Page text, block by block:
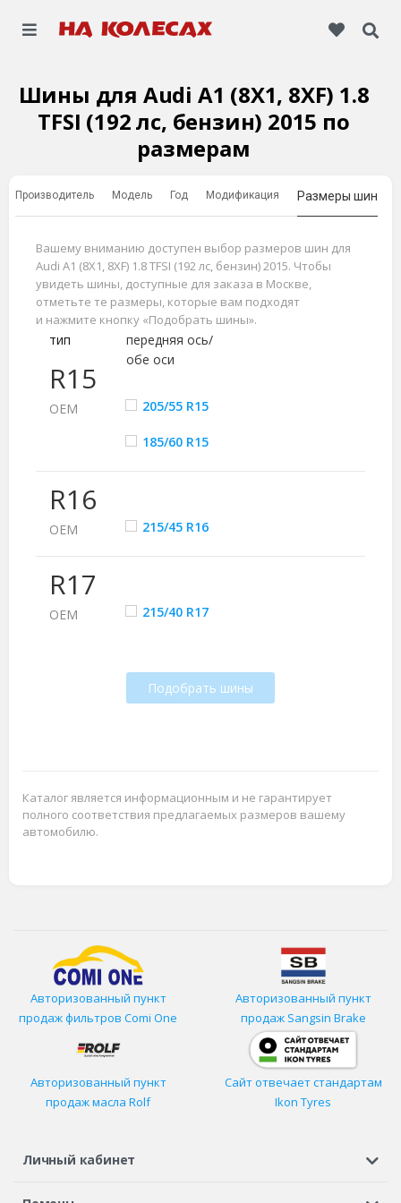
Шины для Audi A1 (8X1, 8XF) 1.8
TFSI (192 лс, бензин) 2015 по
размерам
Производитель Модель Год Модификация Размеры шин
Вашему вниманию доступен выбор размеров шин для
Audi A1 (8X1, 8XF) 1.8 TFSI (192 лс, бензин) 2015. Чтобы
увидеть шины, доступные для заказа в Москве,
отметьте те размеры, которые вам подходят
и нажмите кнопку «Подобрать шины».
R15
тип
передняя ось/
обе оси
ОЕМ 205/55 R15
185/60 R15
R16
ОЕМ 215/45 R16
R17
ОЕМ 215/40 R17
Подобрать шины
Каталог является информационным и не гарантирует
полного соответствия предлагаемых размеров вашему
автомобилю.
Авторизованный пункт
продаж фильтров Comi One
Авторизованный пункт
продаж Sangsin Brake
Авторизованный пункт
продаж масла Rolf
Сайт отвечает стандартам
Ikon Tyres
Личный кабинет